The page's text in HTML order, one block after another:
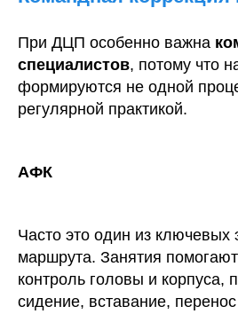
При ДЦП особенно важна
специалистов, потому что
формируются не одной
регулярной практикой.
АФК
Часто это один из ключевых
маршрута. Занятия
контроль головы и корпуса,
сидение, вставание,